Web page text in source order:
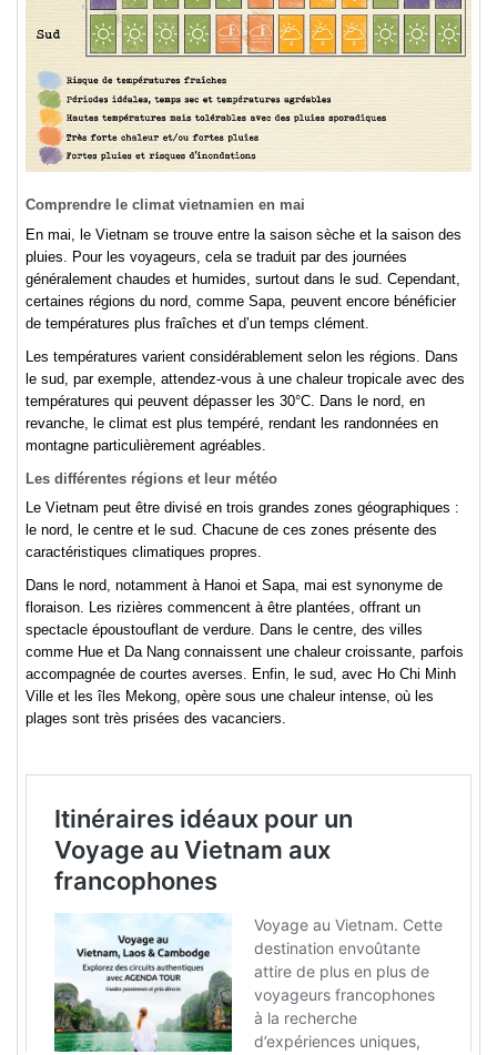
Comprendre le climat vietnamien en mai
En mai, le Vietnam se trouve entre la saison sèche et la saison des
pluies. Pour les voyageurs, cela se traduit par des journées
généralement chaudes et humides, surtout dans le sud. Cependant,
certaines régions du nord, comme Sapa, peuvent encore bénéficier
de températures plus fraîches et d’un temps clément.
Les températures varient considérablement selon les régions. Dans
le sud, par exemple, attendez-vous à une chaleur tropicale avec des
températures qui peuvent dépasser les 30°C. Dans le nord, en
revanche, le climat est plus tempéré, rendant les randonnées en
montagne particulièrement agréables.
Les différentes régions et leur météo
Le Vietnam peut être divisé en trois grandes zones géographiques :
le nord, le centre et le sud. Chacune de ces zones présente des
caractéristiques climatiques propres.
Dans le nord, notamment à Hanoi et Sapa, mai est synonyme de
floraison. Les rizières commencent à être plantées, offrant un
spectacle époustouflant de verdure. Dans le centre, des villes
comme Hue et Da Nang connaissent une chaleur croissante, parfois
accompagnée de courtes averses. Enfin, le sud, avec Ho Chi Minh
Ville et les îles Mekong, opère sous une chaleur intense, où les
plages sont très prisées des vacanciers.